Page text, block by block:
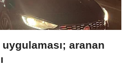
aranan